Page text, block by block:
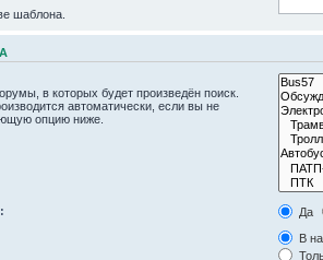
шаблона.
в которых будет произведён поиск.
автоматически, если вы не
опцию ниже.
Да
В